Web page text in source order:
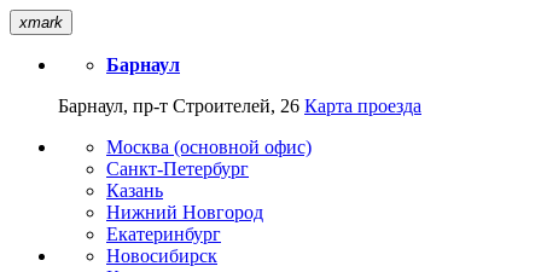
xmark
Барнаул
Барнаул, пр-т Строителей, 26 Карта проезда
Москва (основной офис)
Санкт-Петербург
Казань
Нижний Новгород
Екатеринбург
Новосибирск